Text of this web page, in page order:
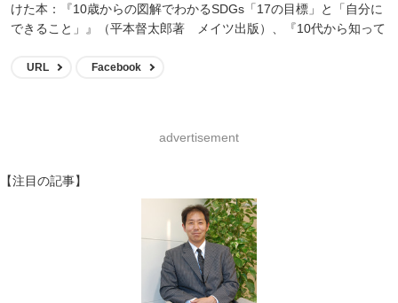
けた本：『10歳からの図解でわかるSDGs「17の目標」と「自分に
できること」』（平本督太郎著 メイツ出版）、『10代から知って
ツメ社）『13歳からの著作権 正しく使う・作る・発信するための
URL Facebook
advertisement
【注目の記事】